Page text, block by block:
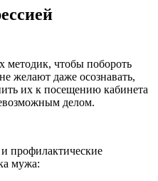
методик, чтобы побороть
желают даже осознавать,
их к посещению кабинета
делом.
профилактические
мужа: